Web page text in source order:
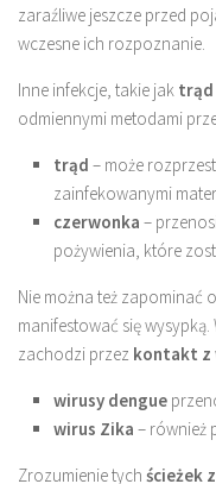
zaraźliwe jeszcze przed
wczesne ich rozpoznanie.
Inne infekcje, takie jak trąd
odmiennymi metodami
trąd – może
zainfekowanymi
czerwonka –
pożywienia, które
Nie można też zapominać o
manifestować się
zachodzi przez kontakt z
wirusy dengue
wirus Zika – również
Zrozumienie tych ścieżek